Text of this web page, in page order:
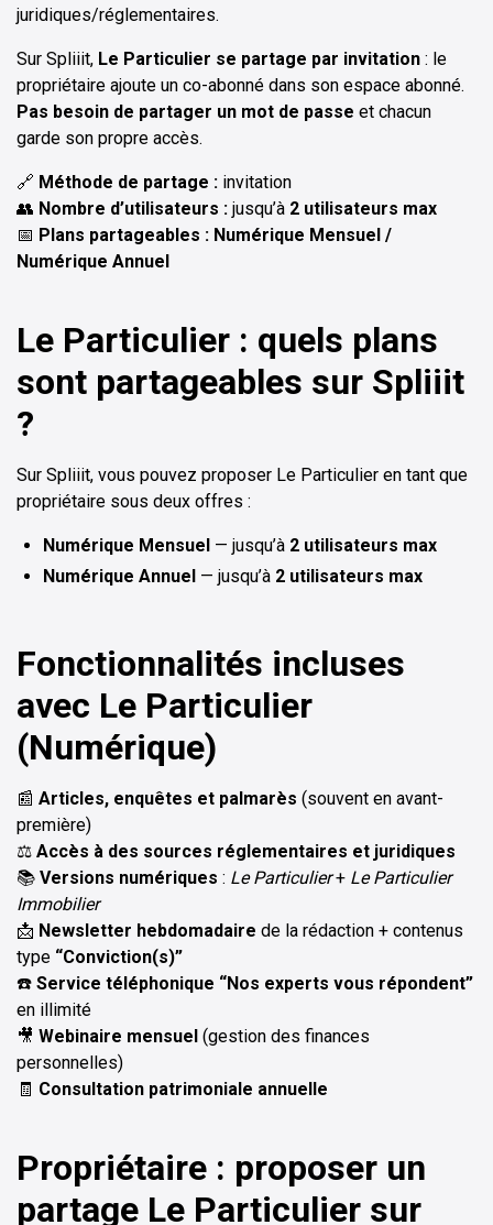
juridiques/réglementaires.
Sur Spliiit, Le Particulier se partage par invitation : le
propriétaire ajoute un co-abonné dans son espace abonné.
Pas besoin de partager un mot de passe et chacun
garde son propre accès.
🔗 Méthode de partage : invitation
👥 Nombre d’utilisateurs : jusqu’à 2 utilisateurs max
📅 Plans partageables : Numérique Mensuel /
Numérique Annuel
Le Particulier : quels plans
sont partageables sur Spliiit
?
Sur Spliiit, vous pouvez proposer Le Particulier en tant que
propriétaire sous deux offres :
Numérique Mensuel — jusqu’à 2 utilisateurs max
Numérique Annuel — jusqu’à 2 utilisateurs max
Fonctionnalités incluses
avec Le Particulier
(Numérique)
📰 Articles, enquêtes et palmarès (souvent en avant-
première)
⚖️ Accès à des sources réglementaires et juridiques
📚 Versions numériques : Le Particulier+ Le Particulier
Immobilier
📩 Newsletter hebdomadaire de la rédaction + contenus
type “Conviction(s)”
☎️ Service téléphonique “Nos experts vous répondent”
en illimité
🎥 Webinaire mensuel (gestion des finances
personnelles)
🧾 Consultation patrimoniale annuelle
Propriétaire : proposer un
partage Le Particulier sur